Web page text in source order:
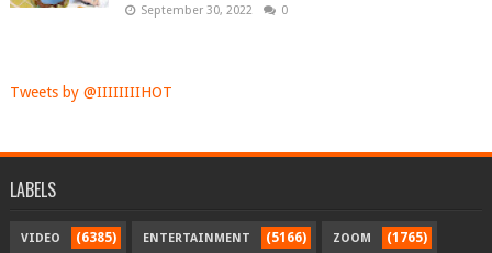
September 30, 2022 0
Tweets by @IIIIIIIIHOT
LABELS
VIDEO (6385) ENTERTAINMENT (5166) ZOOM (1765)